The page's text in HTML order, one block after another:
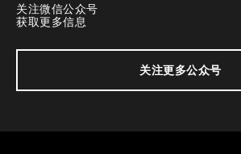
关注微信公众号
获取更多信息
关注更多公众号